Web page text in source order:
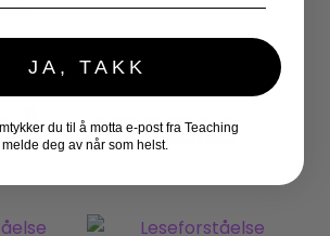
Å KOMBINERE
JA, TAKK
du til å motta e-post fra Teaching
deg av når som helst.